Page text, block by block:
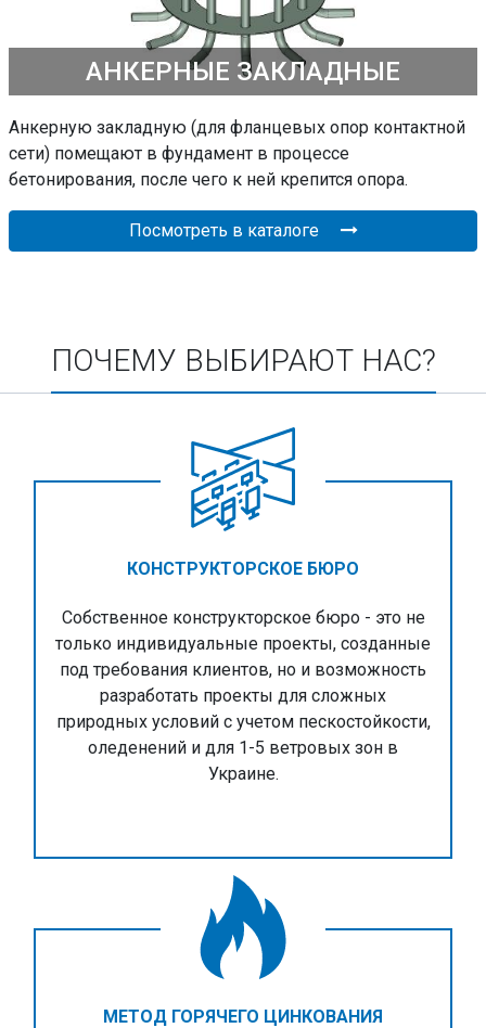
АНКЕРНЫЕ ЗАКЛАДНЫЕ
Анкерную закладную (для фланцевых опор контактной
сети) помещают в фундамент в процессе
бетонирования, после чего к ней крепится опора.
Посмотреть в каталоге
ПОЧЕМУ ВЫБИРАЮТ НАС?
КОНСТРУКТОРСКОЕ БЮРО
Собственное конструкторское бюро - это не
только индивидуальные проекты, созданные
под требования клиентов, но и возможность
разработать проекты для сложных
природных условий с учетом пескостойкости,
оледенений и для 1-5 ветровых зон в
Украине.
МЕТОД ГОРЯЧЕГО ЦИНКОВАНИЯ